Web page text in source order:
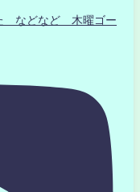
などなど 木曜ゴー